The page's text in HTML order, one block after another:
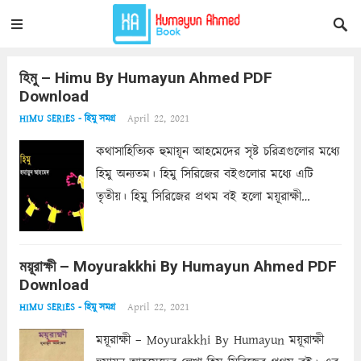
হিমু – Himu By Humayun Ahmed PDF
Download
HIMU SERIES - হিমু সমগ্র April 22, 2021
কথাসাহিত্যিক হুমায়ূন আহমেদের সৃষ্ট চরিত্রগুলোর মধ্যে
হিমু অন্যতম। হিমু সিরিজের বইগুলোর মধ্যে এটি
তৃতীয়। হিমু সিরিজের প্রথম বই হলো ময়ূরাক্ষী
স্ট্যাটাস – Mon Kharaper Status “হিমু...Read
ময়ূরাক্ষী – Moyurakkhi By Humayun Ahmed PDF
Download
HIMU SERIES - হিমু সমগ্র April 22, 2021
ময়ূরাক্ষী – Moyurakkhi By Humayun ময়ূরাক্ষী